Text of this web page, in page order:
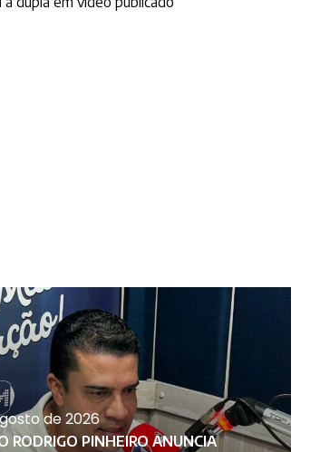
de 2026
RODRIGO PINHEIRO ANUNCIA